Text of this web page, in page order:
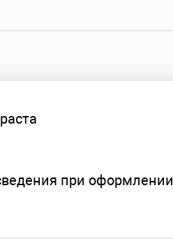
при оформлении